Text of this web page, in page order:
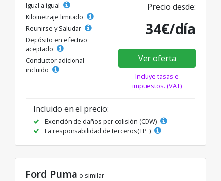
Igual a igual
Kilometraje limitado
Reunirse y Saludar
Depósito en efectivo
aceptado
Conductor adicional
incluido
Precio desde:
34€/día
Ver oferta
Incluye tasas e
impuestos. (VAT)
Incluido en el precio:
Exención de daños por colisión (CDW)
La responsabilidad de terceros(TPL)
Ford Puma o similar